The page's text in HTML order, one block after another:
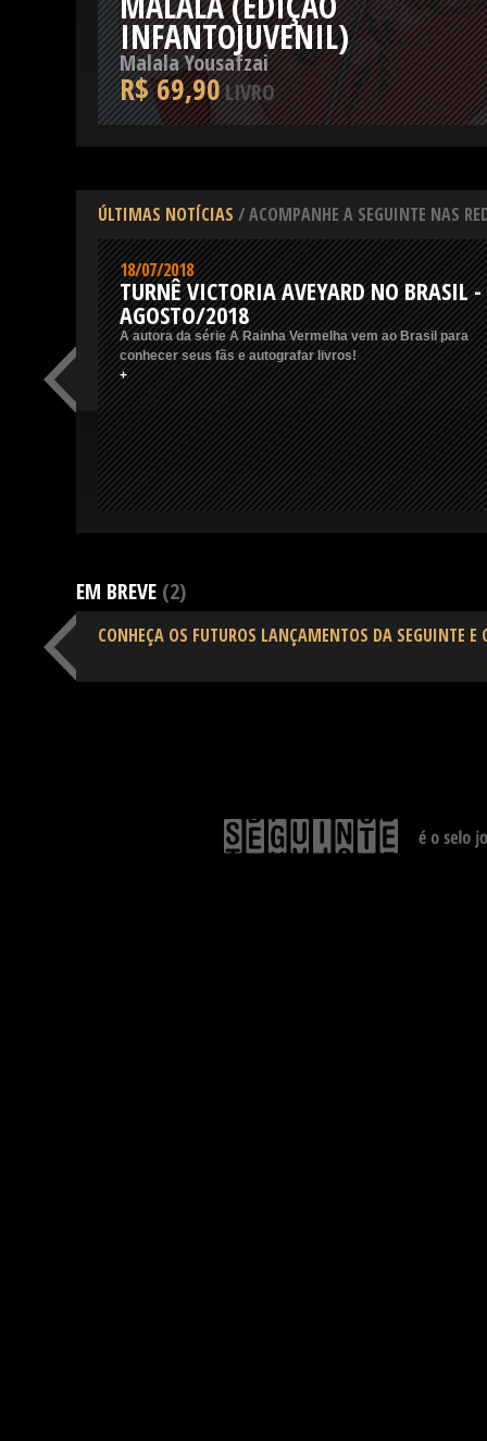
INFANTOJUVENIL)
Malala Yousafzai
R$ 69,90LIVRO
ÚLTIMAS NOTÍCIAS / ACOMPANHE A SEGUINTE NAS
18/07/2018
TURNÊ VICTORIA AVEYARD NO BRASIL -
AGOSTO/2018
A autora da série A Rainha Vermelha vem ao Brasil para
conhecer seus fãs e autografar livros!
+
EM BREVE (2)
CONHEÇA OS FUTUROS LANÇAMENTOS DA SEGUINTE